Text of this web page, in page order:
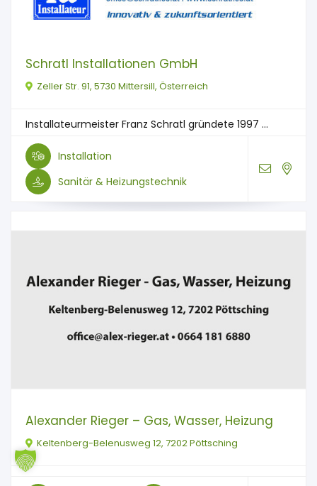
Schratl Installationen GmbH
Zeller Str. 91, 5730 Mittersill, Österreich
Installateurmeister Franz Schratl gründete 1997 ...
Installation
Sanitär & Heizungstechnik
Alexander Rieger – Gas, Wasser, Heizung
Keltenberg-Belenusweg 12, 7202 Pöttsching